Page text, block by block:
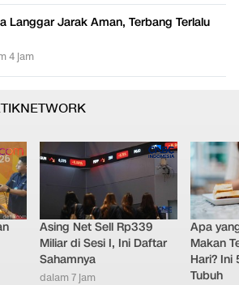
Langgar Jarak Aman, Terbang Terlalu
4 jam
Asing Net Sell Rp339
Miliar di Sesi I, Ini Daftar
Sahamnya
dalam 7 jam
Apa
Makan
Hari? Ini
Tubuh